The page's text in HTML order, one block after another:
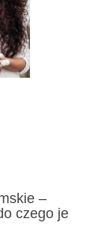
–
czego je